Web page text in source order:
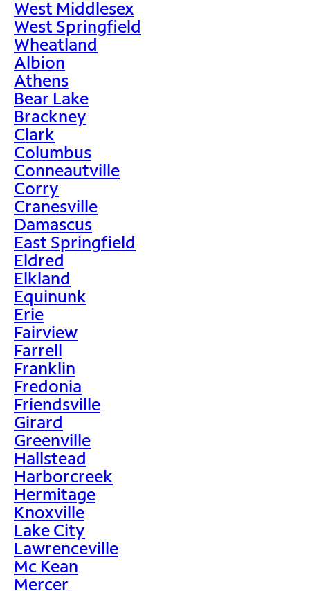
West Middlesex
West Springfield
Wheatland
Albion
Athens
Bear Lake
Brackney
Clark
Columbus
Conneautville
Corry
Cranesville
Damascus
East Springfield
Eldred
Elkland
Equinunk
Erie
Fairview
Farrell
Franklin
Fredonia
Friendsville
Girard
Greenville
Hallstead
Harborcreek
Hermitage
Knoxville
Lake City
Lawrenceville
Mc Kean
Mercer